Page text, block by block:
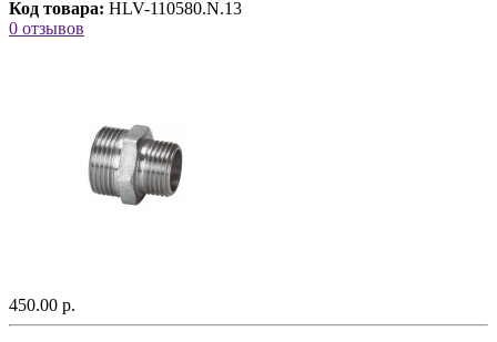
Код товара: HLV-110580.N.13
0 отзывов
450.00 р.